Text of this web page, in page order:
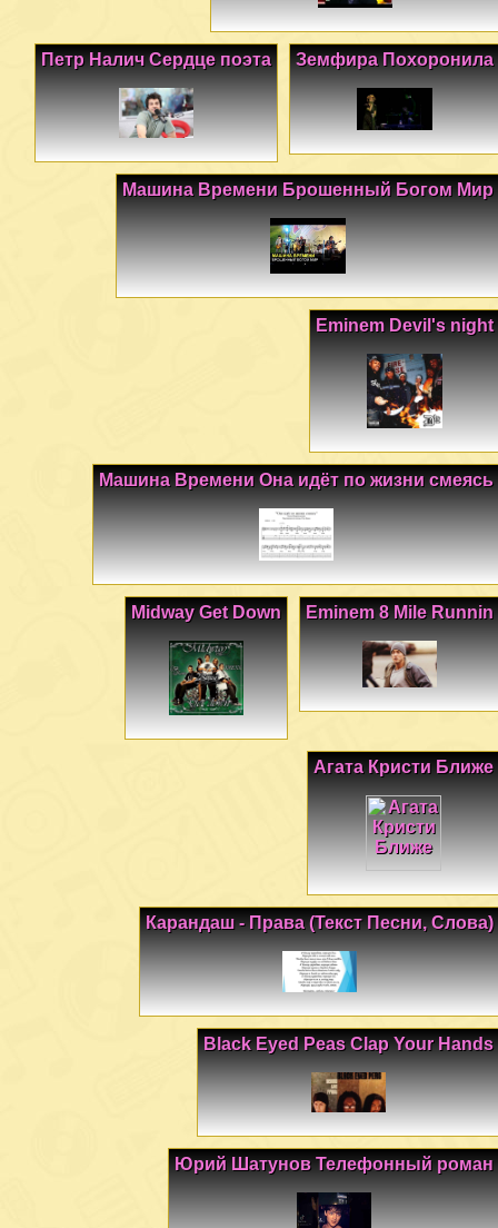
Земфира Похоронила
Петр Налич Сердце поэта
Машина Времени Брошенный Богом Мир
Eminem Devil's night
Машина Времени Она идёт по жизни смеясь
Eminem 8 Mile Runnin
Midway Get Down
Агата Кристи Ближе
Карандаш - Права (Текст Песни, Слова)
Black Eyed Peas Clap Your Hands
Юрий Шатунов Телефонный роман